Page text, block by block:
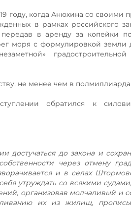
году, когда Анюхина со своими
в рамках российского
в аренду за копейки
моря с формулировкой земли
градостроительной
не менее чем в
обратился к
до закона и
через отмену
и в селах
утруждать со всякими
организовав молчаливый и
их из жилищ,